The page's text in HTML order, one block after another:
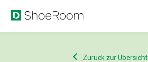
Zurück zur Übersicht